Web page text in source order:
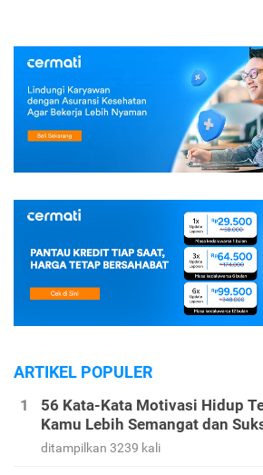
ARTIKEL POPULER
56 Kata-Kata Motivasi Hidup
Kamu Lebih Semangat dan
ditampilkan 3239 kali